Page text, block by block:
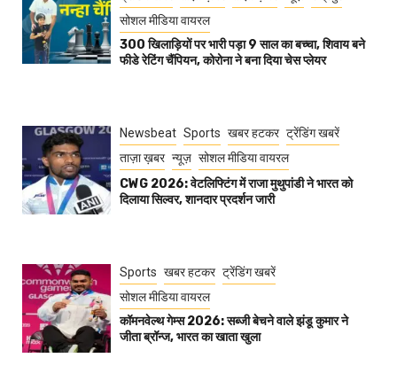
सोशल मीडिया वायरल
300 खिलाड़ियों पर भारी पड़ा 9 साल का बच्चा, शिवाय बने
फीडे रेटिंग चैंपियन, कोरोना ने बना दिया चेस प्लेयर
Newsbeat Sports खबर हटकर ट्रेंडिंग खबरें
ताज़ा ख़बर न्यूज़ सोशल मीडिया वायरल
CWG 2026: वेटलिफ्टिंग में राजा मुथुपांडी ने भारत को
दिलाया सिल्वर, शानदार प्रदर्शन जारी
Sports खबर हटकर ट्रेंडिंग खबरें
सोशल मीडिया वायरल
कॉमनवेल्थ गेम्स 2026: सब्जी बेचने वाले झंडू कुमार ने
जीता ब्रॉन्ज, भारत का खाता खुला